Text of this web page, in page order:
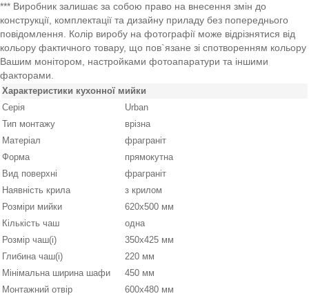
*** Виробник залишає за собою право на внесення змін до
конструкції, комплектації та дизайну приладу без попереднього
повідомлення. Колір виробу на фотографії може відрізнятися від
кольору фактичного товару, що пов`язане зі спотворенням кольору
Вашим монітором, настройками фотоапаратури та іншими
факторами.
Характеристики кухонної мийки
Серія
Urban
Тип монтажу
врізна
Матеріал
фраграніт
Форма
прямокутна
Вид поверхні
фраграніт
Наявність крила
з крилом
Розміри мийки
620х500 мм
Кількість чаш
одна
Розмір чаш(і)
350х425 мм
Глибина чаш(і)
220 мм
Мінімальна ширина шафи
450 мм
Монтажний отвір
600х480 мм